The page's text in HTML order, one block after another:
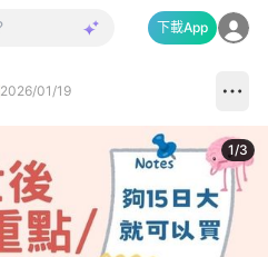
下載App
2026/01/19
1/3